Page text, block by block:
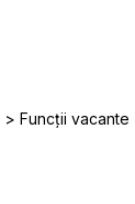
Funcții vacante